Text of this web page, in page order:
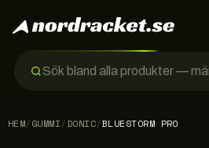
HEM/GUMMI/DONIC/BLUESTORM PRO